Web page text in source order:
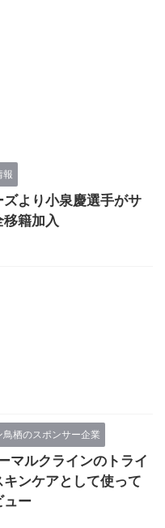
報
より小泉慶選手がサ
移籍加入
鳥栖のスポンサー企業
マルクラインのトライ
ンケアとして使って
ュー